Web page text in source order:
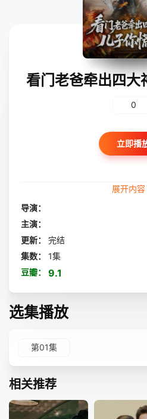
看门老爸牵出四大
0
立即播
展开内容
导演：
主演：
更新：
完结
集数：
1集
豆瓣：
9.1
选集播放
第01集
相关推荐